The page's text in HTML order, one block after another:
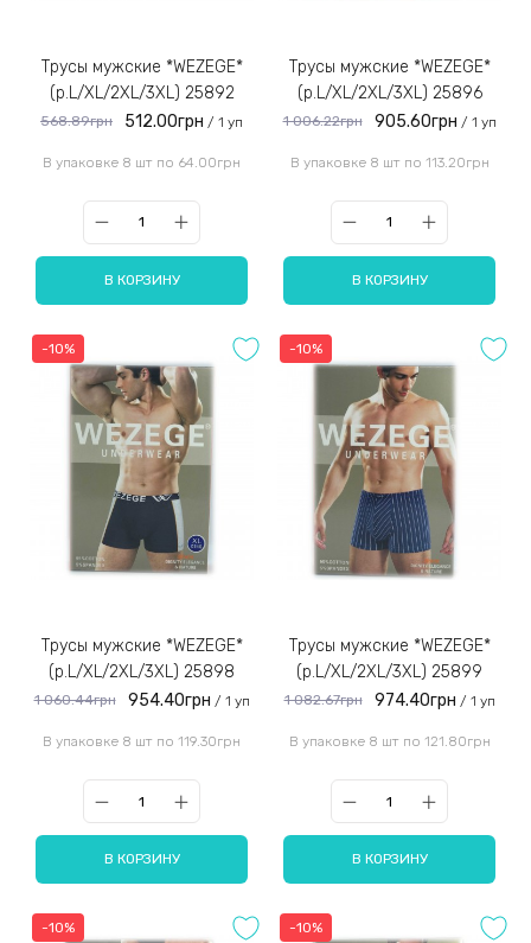
Трусы мужские *WEZEGE*
(р.L/XL/2XL/3XL) 25892
568.89грн 512.00грн / 1 уп
В упаковке 8 шт по 64.00грн
В КОРЗИНУ
Трусы мужские *WEZEGE*
(р.L/XL/2XL/3XL) 25896
1 006.22грн 905.60грн / 1 уп
В упаковке 8 шт по 113.20грн
В КОРЗИНУ
-10%
Трусы мужские *WEZEGE*
(р.L/XL/2XL/3XL) 25898
1 060.44грн 954.40грн / 1 уп
В упаковке 8 шт по 119.30грн
В КОРЗИНУ
-10%
Трусы мужские *WEZEGE*
(р.L/XL/2XL/3XL) 25899
1 082.67грн 974.40грн / 1 уп
В упаковке 8 шт по 121.80грн
В КОРЗИНУ
-10% -10%